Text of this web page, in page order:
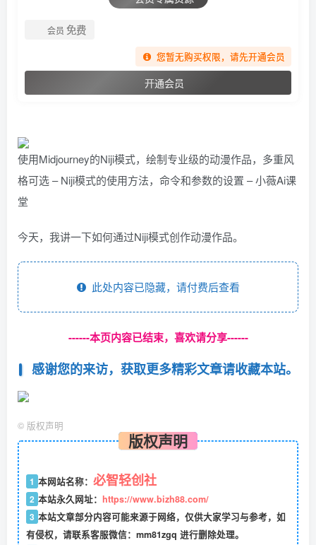
会员 免费
您暂无购买权限，请先开通会员
开通会员
使用Midjourney的Niji模式，绘制专业级的动漫作品，多重风
格可选 – Niji模式的使用方法，命令和参数的设置 – 小薇Ai课
堂
今天，我讲一下如何通过Niji模式创作动漫作品。
此处内容已隐藏，请付费后查看
------本页内容已结束，喜欢请分享------
感谢您的来访，获取更多精彩文章请收藏本站。
© 版权声明
版权声明
1 本网站名称： 必智轻创社
2 本站永久网址： https://www.bizh88.com/
3 本站文章部分内容可能来源于网络，仅供大家学习与参考，如
有侵权，请联系客服微信：mm81zgq 进行删除处理。